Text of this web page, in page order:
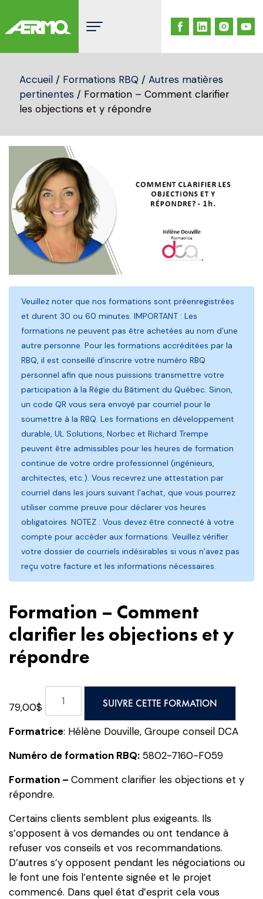
content
Accueil / Formations RBQ / Autres matières
pertinentes / Formation – Comment clarifier
les objections et y répondre
Veuillez noter que nos formations sont préenregistrées
et durent 30 ou 60 minutes. IMPORTANT : Les
formations ne peuvent pas être achetées au nom d’une
autre personne. Pour les formations accréditées par la
RBQ, il est conseillé d’inscrire votre numéro RBQ
personnel afin que nous puissions transmettre votre
participation à la Régie du Bâtiment du Québec. Sinon,
un code QR vous sera envoyé par courriel pour le
soumettre à la RBQ. Les formations en développement
durable, UL Solutions, Norbec et Richard Trempe
peuvent être admissibles pour les heures de formation
continue de votre ordre professionnel (ingénieurs,
architectes, etc.). Vous recevrez une attestation par
courriel dans les jours suivant l’achat, que vous pourrez
utiliser comme preuve pour déclarer vos heures
obligatoires. NOTEZ : Vous devez être connecté à votre
compte pour accéder aux formations. Veuillez vérifier
votre dossier de courriels indésirables si vous n’avez pas
reçu votre facture et les informations nécessaires.
Formation – Comment
clarifier les objections et y
répondre
79,00$
Formation
-
Comment
les
objections
y
répondre
SUIVRE CETTE FORMATION
Formatrice: Hélène Douville, Groupe conseil DCA
Numéro de formation RBQ: 5802-7160-F059
Formation – Comment clarifier les objections et y
répondre.
Certains clients semblent plus exigeants. Ils
s’opposent à vos demandes ou ont tendance à
refuser vos conseils et vos recommandations.
D’autres s’y opposent pendant les négociations ou
le font une fois l’entente signée et le projet
commencé. Dans quel état d’esprit cela vous